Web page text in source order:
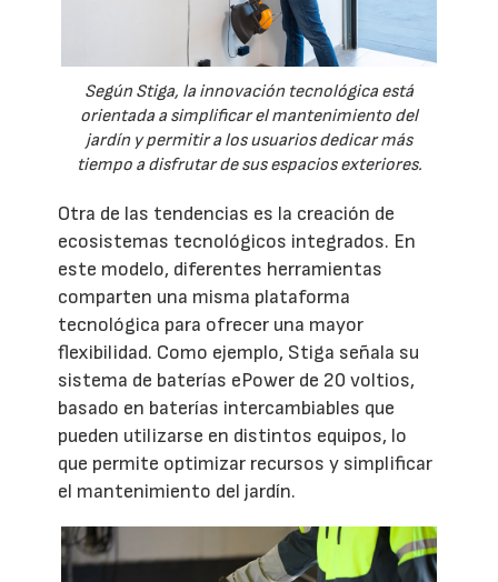
Según Stiga, la innovación tecnológica está
orientada a simplificar el mantenimiento del
jardín y permitir a los usuarios dedicar más
tiempo a disfrutar de sus espacios exteriores.
Otra de las tendencias es la creación de
ecosistemas tecnológicos integrados. En
este modelo, diferentes herramientas
comparten una misma plataforma
tecnológica para ofrecer una mayor
flexibilidad. Como ejemplo, Stiga señala su
sistema de baterías ePower de 20 voltios,
basado en baterías intercambiables que
pueden utilizarse en distintos equipos, lo
que permite optimizar recursos y simplificar
el mantenimiento del jardín.